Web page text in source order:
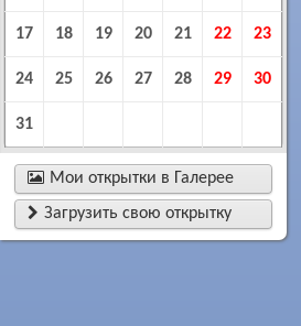
17 18 19 20 21 22 23
24 25 26 27 28 29 30
31
 Мои открытки в Галерее
 Загрузить свою открытку